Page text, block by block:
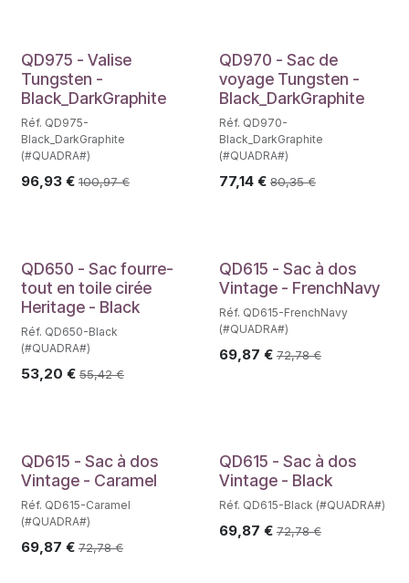
QD975 - Valise
Tungsten -
Black_DarkGraphite
Réf. QD975-
Black_DarkGraphite
(#QUADRA#)
96,93 € 100,97€
QD970 - Sac de
voyage Tungsten -
Black_DarkGraphite
Réf. QD970-
Black_DarkGraphite
(#QUADRA#)
77,14€ 80,35€
QD650 - Sac fourre-
tout en toile cirée
Heritage - Black
Réf. QD650-Black
(#QUADRA#)
53,20 € 55,42€
QD615 - Sac à dos
Vintage - FrenchNavy
Réf. QD615-FrenchNavy
(#QUADRA#)
69,87 € 72,78€
QD615 - Sac à dos
Vintage - Caramel
Réf. QD615-Caramel
(#QUADRA#)
69,87 € 72,78€
QD615 - Sac à dos
Vintage - Black
Réf. QD615-Black (#QUADRA#)
69,87 € 72,78€